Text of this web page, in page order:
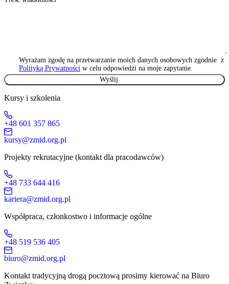
Wyrażam zgodę na przetwarzanie moich danych osobowych zgodnie z
Polityką Prywatności w celu odpowiedzi na moje zapytanie.
Kursy i szkolenia
+48 601 357 865
kursy@zmid.org.pl
Projekty rekrutacyjne (kontakt dla pracodawców)
+48 733 644 416
kariera@zmid.org.pl
Współpraca, członkostwo i informacje ogólne
+48 519 536 405
biuro@zmid.org.pl
Kontakt tradycyjną drogą pocztową prosimy kierować na Biuro